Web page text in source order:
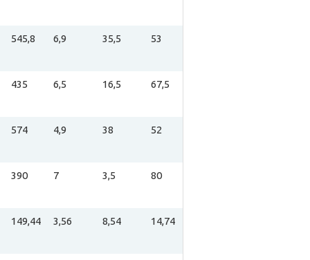
545,8 6,9 35,5 53
435 6,5 16,5 67,5
574 4,9 38 52
390 7 3,5 80
149,44 3,56 8,54 14,74